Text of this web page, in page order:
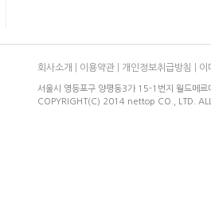
회사소개 이용약관 개인정보취급방침 이
서울시 영등포구 양평동3가 15-1번지 월드메
COPYRIGHT(C) 2014 nettop CO., LTD. ALL